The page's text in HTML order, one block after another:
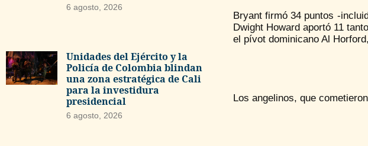
6 agosto, 2026
Unidades del Ejército y la
Policía de Colombia blindan
una zona estratégica de Cali
para la investidura
presidencial
6 agosto, 2026
Bryant firmó 34 puntos -
Dwight Howard aportó 11
el pívot dominicano Al
Los angelinos, que